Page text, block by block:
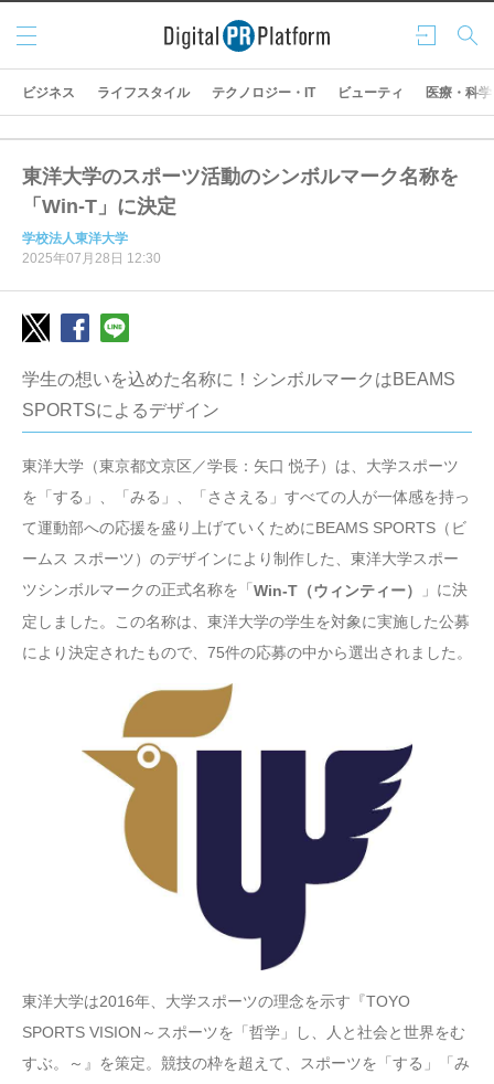
ログ
イン
検索
メニ
ュー
ビジネス ライフスタイル テクノロジー・IT ビューティ 医療・科学
東洋大学のスポーツ活動のシンボルマーク名称を
「Win-T」に決定
学校法人東洋大学
2025年07月28日 12:30
学生の想いを込めた名称に！シンボルマークはBEAMS
SPORTSによるデザイン
東洋大学（東京都文京区／学長：矢口 悦子）は、大学スポーツ
を「する」、「みる」、「ささえる」すべての人が一体感を持っ
て運動部への応援を盛り上げていくためにBEAMS SPORTS（ビ
ームス スポーツ）のデザインにより制作した、東洋大学スポー
ツシンボルマークの正式名称を「 Win-T（ウィンティー）
」に決
定しました。この名称は、東洋大学の学生を対象に実施した公募
により決定されたもので、75件の応募の中から選出されました。
東洋大学は2016年、大学スポーツの理念を示す『TOYO
SPORTS VISION～スポーツを「哲学」し、人と社会と世界をむ
すぶ。～』を策定。競技の枠を超えて、スポーツを「する」「み